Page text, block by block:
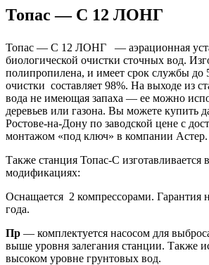
Топас — С 12 ЛОНГ
Топас — С 12 ЛОНГ — аэрационная
биологической очистки сточных вод.
полипропилена, и имеет срок службы до
очистки составляет 98%. На выходе из
вода не имеющая запаха — ее можно
деревьев или газона. Вы можете купить
Ростове-на-Дону по заводской цене с
монтажом «под ключ» в компании Астер.
Также станция Топас-С изготавливается
модификациях:
Оснащается 2 компрессорами. Гарантия
года.
Пр — комплектуется насосом для
выше уровня залегания станции. Также
высоком уровне грунтовых вод.